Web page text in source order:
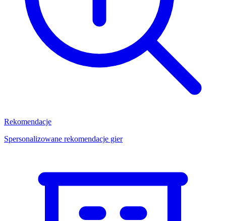
Rekomendacje
Spersonalizowane rekomendacje gier